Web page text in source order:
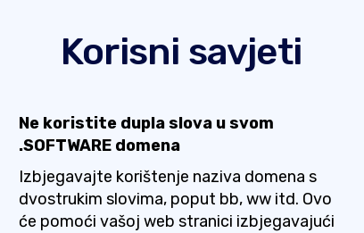
Korisni savjeti
Ne koristite dupla slova u svom
.SOFTWARE domena
Izbjegavajte korištenje naziva domena s
dvostrukim slovima, poput bb, ww itd. Ovo
će pomoći vašoj web stranici izbjegavajući